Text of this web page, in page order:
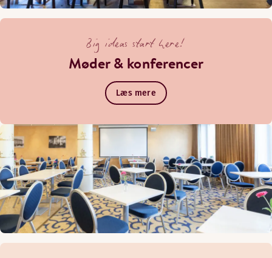
Big ideas start here!
Møder & konferencer
Læs mere